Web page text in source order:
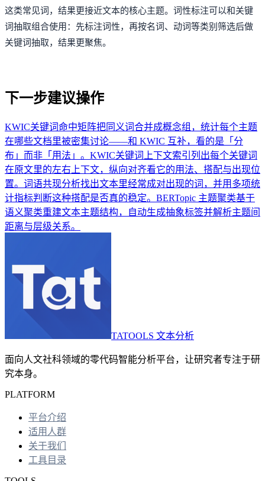
这类常见词，结果更接近文本的核心主题。词性标注可以和关键
词抽取组合使用：先标注词性，再按名词、动词等类别筛选后做
关键词抽取，结果更聚焦。
下一步建议操作
KWIC关键词命中矩阵把同义词合并成概念组，统计每个主题
在哪些文档里被密集讨论——和 KWIC 互补，看的是「分
布」而非「用法」。 KWIC关键词上下文索引 列出每个关键词
在原文里的左右上下文，纵向对齐看它的用法、搭配与出现位
置。 词语共现分析找出文本里经常成对出现的词，并用多项统
计指标判断这种搭配是否真的稳定。 BERTopic 主题聚类基于
语义聚类重建文本主题结构，自动生成抽象标签并解析主题间
距离与层级关系。
TATOOLS 文本分析
面向人文社科领域的零代码智能分析平台，让研究者专注于研
究本身。
PLATFORM
平台介绍
适用人群
关于我们
工具目录